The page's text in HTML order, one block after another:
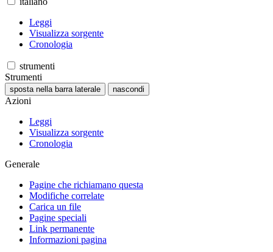
Leggi
Visualizza sorgente
Cronologia
strumenti
Strumenti
sposta nella barra laterale nascondi
Azioni
Leggi
Visualizza sorgente
Cronologia
Generale
Pagine che richiamano questa
Modifiche correlate
Carica un file
Pagine speciali
Link permanente
Informazioni pagina